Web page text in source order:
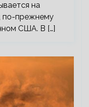
на
по-прежнему
США. В […]